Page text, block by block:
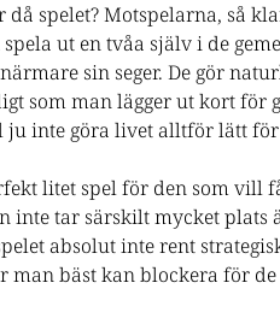
spelet? Motspelarna, så
ut en tvåa själv i de
sin seger. De gör
som man lägger ut kort
inte göra livet alltför lätt
litet spel för den som vill
inte tar särskilt mycket
absolut inte rent
man bäst kan blockera för